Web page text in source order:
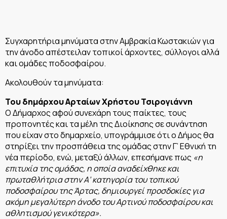
Συγχαρητήρια μηνύματα στην Αμβρακία Κωστακιών για
την άνοδο απέστειλαν τοπικοί άρχοντες, σύλλογοι αλλά
και ομάδες ποδοσφαίρου.
Ακολουθούν τα μηνύματα:
Του δημάρχου Αρταίων Χρήστου Τσιρογιάννη
Ο Δήμαρχος αφού συνεχάρη τους παίκτες, τους
προπονητές και τα μέλη της Διοίκησης σε συνάντηση
που είχαν στο δημαρχείο, υπογράμμισε ότι ο Δήμος θα
στηρίξει την προσπάθεια της ομάδας στην Γ’ Εθνική τη
νέα περίοδο, ενώ, μεταξύ άλλων, επεσήμανε πως «η
επιτυχία της ομάδας, η οποία αναδείχθηκε και
πρωταθλήτρια στην Α’ κατηγορία του τοπικού
ποδοσφαίρου της Άρτας, δημιουργεί προσδοκίες για
ακόμη μεγαλύτερη άνοδο του Αρτινού ποδοσφαίρου και
αθλητισμού γενικότερα».